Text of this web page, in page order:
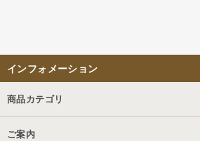
インフォメーション
商品カテゴリ
ご案内